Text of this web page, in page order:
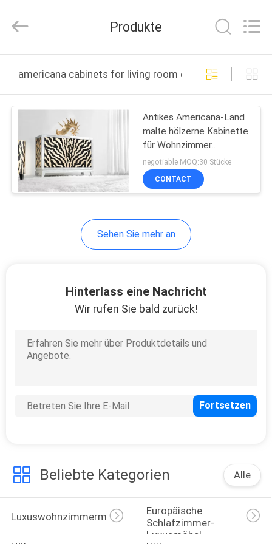
PRODUKTE
ÜBER
UNS
SITEMAP
PRIVACY
POLICY
Co.,Ltd.
Produkte
americana cabinets for living room online manufacture
Antikes Americana-Land
malte hölzerne Kabinette
für Wohnzimmer
ISO14001
negotiable MOQ:30 Stücke
CONTACT
Sehen Sie mehr an
Hinterlass eine Nachricht
Wir rufen Sie bald zurück!
Beliebte Kategorien Alle
Luxuswohnzimmermöbel
Europäische
Schlafzimmer-
Luxusmöbel